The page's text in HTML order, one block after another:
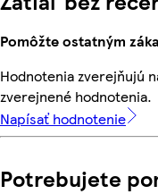
Pomôžte ostatným
Hodnotenia zverejňujú
zverejnené hodnotenia.
Napísať hodnotenie
Potrebujete